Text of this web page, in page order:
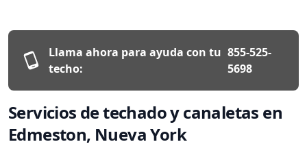
Llama ahora para ayuda con tu
techo:
855-525-
5698
Servicios de techado y canaletas en
Edmeston, Nueva York